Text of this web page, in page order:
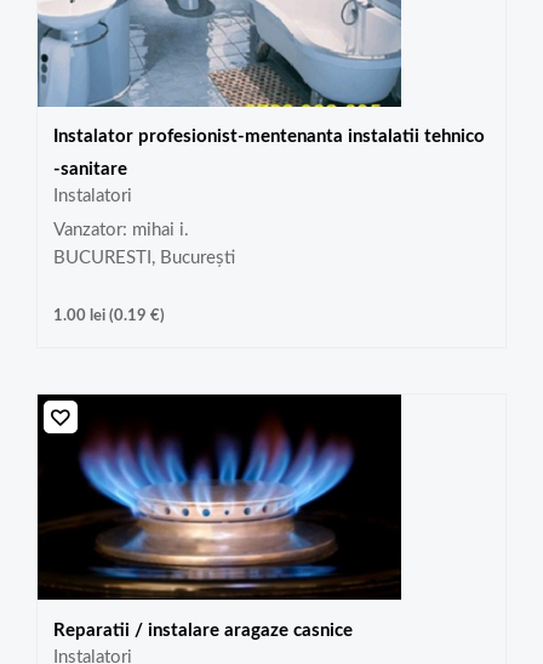
Instalator profesionist-mentenanta instalatii tehnico
-sanitare
Instalatori
Vanzator: mihai i.
BUCURESTI, București
1.00 lei(0.19 €)
Reparatii / instalare aragaze casnice
Instalatori